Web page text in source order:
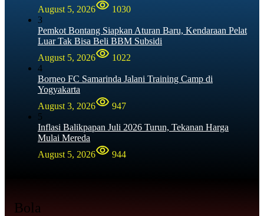
August 5, 2026
1030
3
Pemkot Bontang Siapkan Aturan Baru, Kendaraan Pelat
Luar Tak Bisa Beli BBM Subsidi
August 5, 2026
1022
4
Borneo FC Samarinda Jalani Training Camp di
Yogyakarta
August 3, 2026
947
5
Inflasi Balikpapan Juli 2026 Turun, Tekanan Harga
Mulai Mereda
August 5, 2026
944
Bola